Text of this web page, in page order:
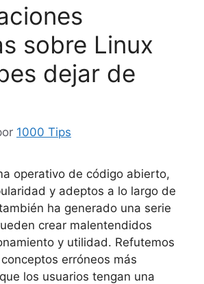
sobre Linux
dejar de
1000 Tips
operativo de código abierto,
y adeptos a lo largo de
ha generado una serie
crear malentendidos
y utilidad. Refutemos
erróneos más
los usuarios tengan una